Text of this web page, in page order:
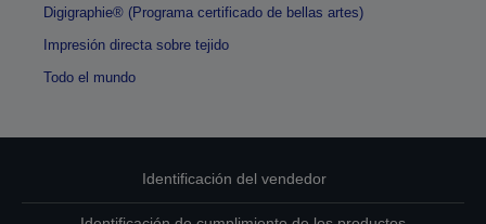
Digigraphie® (Programa certificado de bellas artes)
Impresión directa sobre tejido
Todo el mundo
Identificación del vendedor